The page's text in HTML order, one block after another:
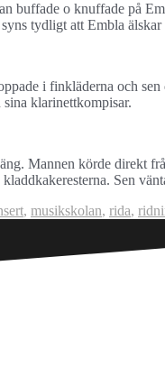
o knuffade på
tydligt att Embla älskar
i finkläderna och
klarinettkompisar.
Mannen körde direkt
Sen
, musikskolan, rida,